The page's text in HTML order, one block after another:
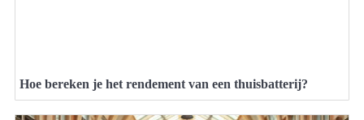
Hoe bereken je het rendement van een thuisbatterij?